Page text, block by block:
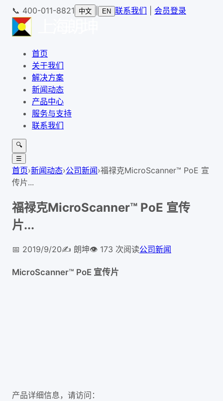
📞 400-011-8821 中文 EN 联系我们 会员登录
首页
关于我们
解决方案
新闻动态
产品中心
服务与支持
联系我们
🔍
☰
首页›新闻动态›公司新闻›福禄克MicroScanner™ PoE 宣
传片...
福禄克MicroScanner™ PoE 宣传
片...
📅 2019/9/20✍️ 朗坤👁️ 173 次阅读公司新闻
MicroScanner™ PoE 宣传片
产品详细信息，请访问：